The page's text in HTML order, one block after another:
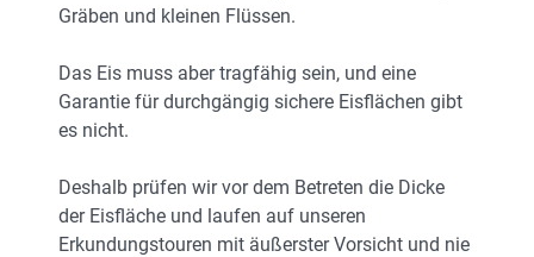
Gräben und kleinen Flüssen.
Das Eis muss aber tragfähig sein, und eine
Garantie für durchgängig sichere Eisflächen gibt
es nicht.
Deshalb prüfen wir vor dem Betreten die Dicke
der Eisfläche und laufen auf unseren
Erkundungstouren mit äußerster Vorsicht und nie